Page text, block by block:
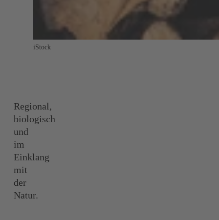
iStock
Regional,
biologisch
und
im
Einklang
mit
der
Natur.